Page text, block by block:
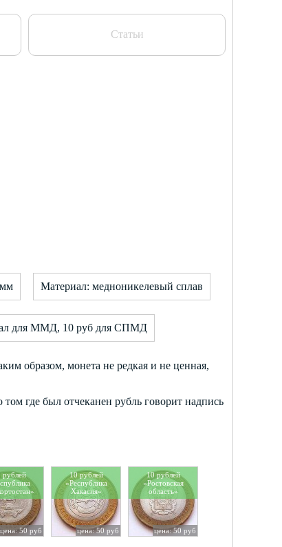
Статьи
Материал: медноникелевый сплав
для ММД, 10 руб для СПМД
образом, монета не редкая и не ценная,
где был отчеканен рубль говорит надпись
рублей
цена: 50 руб
10 рублей
«Республика
Хакасия»
цена: 50 руб
10 рублей
«Ростовская
область»
цена: 50 руб